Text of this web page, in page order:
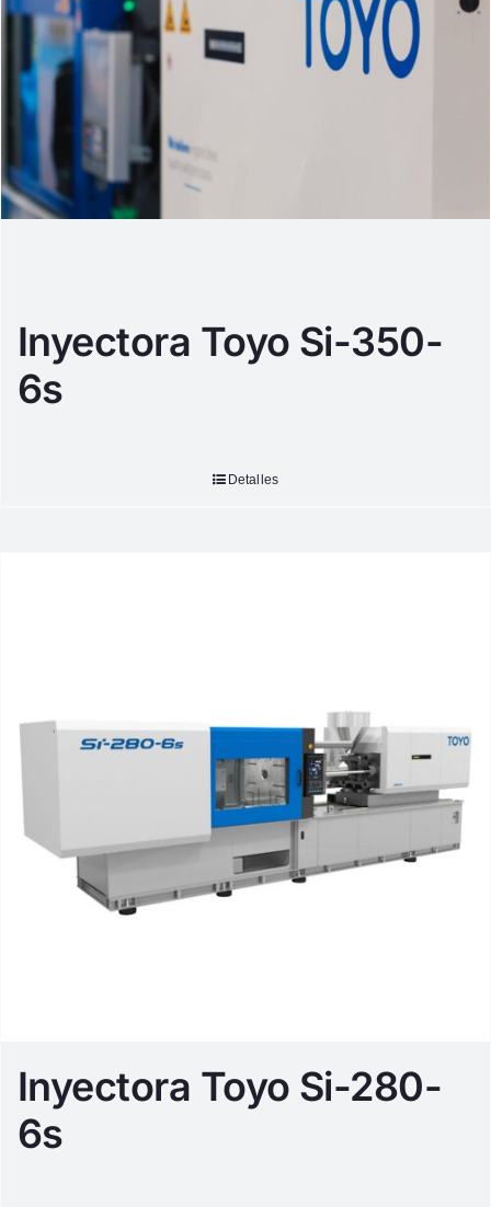
Inyectora Toyo Si-350-
6s
Detalles
Inyectora Toyo Si-280-
6s